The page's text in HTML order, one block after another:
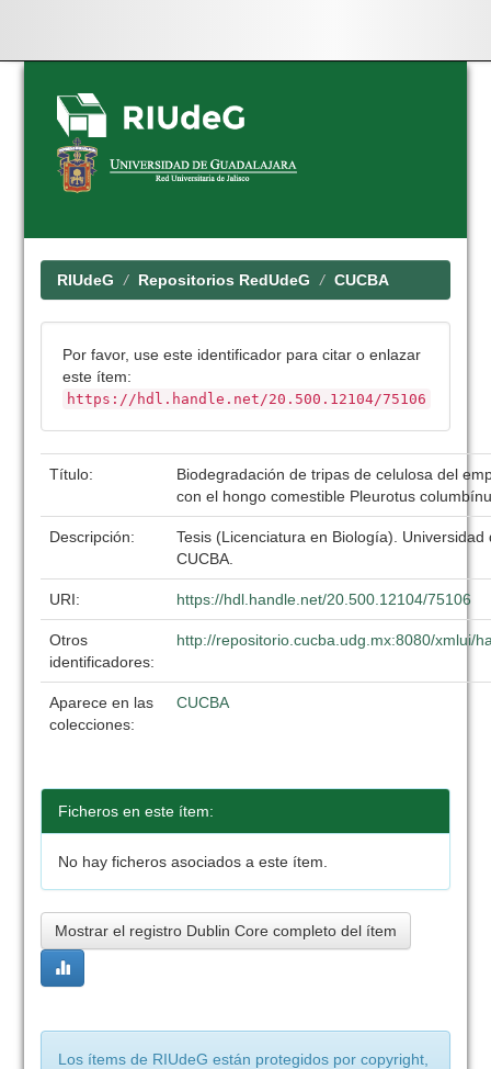
Skip
navigation
RIUdeG Repositorios RedUdeG CUCBA
Por favor, use este identificador para citar o enlazar
este ítem:
https://hdl.handle.net/20.500.12104/75106
Título:
Biodegradación de tripas de celulosa del
con el hongo comestible Pleurotus
Descripción:
Tesis (Licenciatura en Biología). Universidad
CUCBA.
URI: https://hdl.handle.net/20.500.12104/75106
Otros
identificadores:
http://repositorio.cucba.udg.mx:8080/xmlui/
Aparece en las
colecciones:
CUCBA
Ficheros en este ítem:
No hay ficheros asociados a este ítem.
Mostrar el registro Dublin Core completo del ítem
Los ítems de RIUdeG están protegidos por copyright,